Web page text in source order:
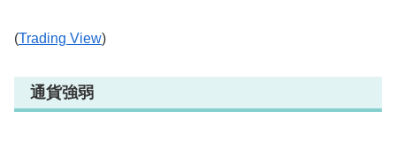
(Trading View)
通貨強弱